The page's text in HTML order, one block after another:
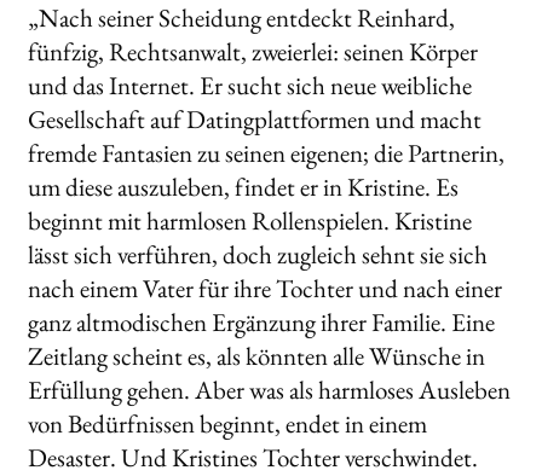
„Nach seiner Scheidung entdeckt Reinhard,
fünfzig, Rechtsanwalt, zweierlei: seinen Körper
und das Internet. Er sucht sich neue weibliche
Gesellschaft auf Datingplattformen und macht
fremde Fantasien zu seinen eigenen; die Partnerin,
um diese auszuleben, findet er in Kristine. Es
beginnt mit harmlosen Rollenspielen. Kristine
lässt sich verführen, doch zugleich sehnt sie sich
nach einem Vater für ihre Tochter und nach einer
ganz altmodischen Ergänzung ihrer Familie. Eine
Zeitlang scheint es, als könnten alle Wünsche in
Erfüllung gehen. Aber was als harmloses Ausleben
von Bedürfnissen beginnt, endet in einem
Desaster. Und Kristines Tochter verschwindet.